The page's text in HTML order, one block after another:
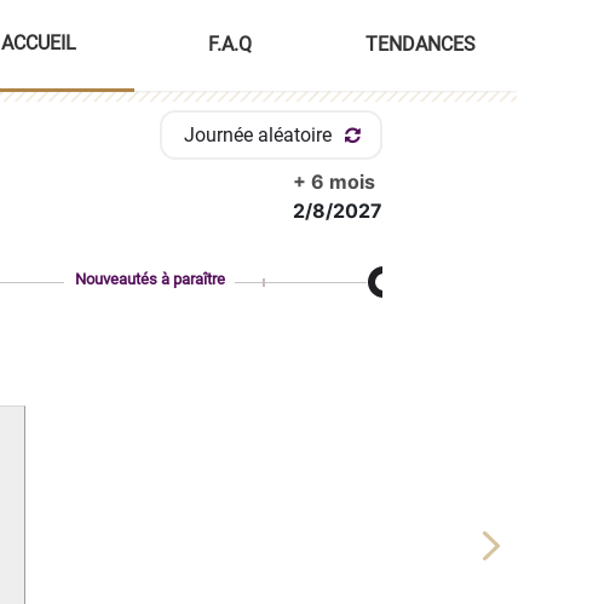
ACCUEIL F.A.Q TENDANCES
Journée aléatoire
+ 6 mois
2/8/2027
Nouveautés à paraître
Next